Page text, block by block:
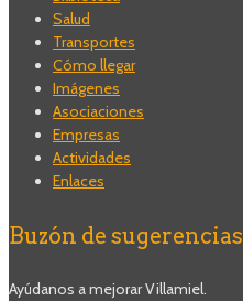
Salud
Transportes
Cómo llegar
Imágenes
Asociaciones
Empresas
Actividades
Enlaces
Buzón de sugerencias
Ayúdanos a mejorar Villamiel.